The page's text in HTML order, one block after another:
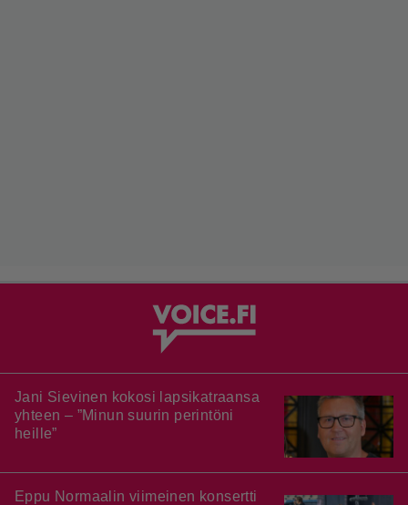
Jani Sievinen kokosi lapsikatraansa
yhteen – ”Minun suurin perintöni
heille”
Eppu Normaalin viimeinen konsertti